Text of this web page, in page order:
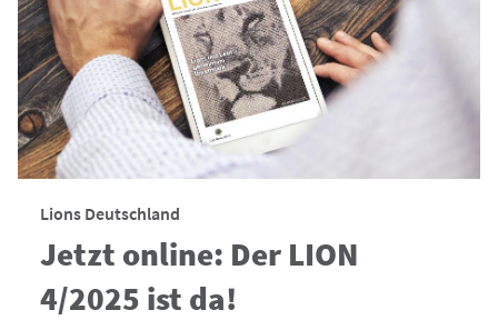
Lions Deutschland
Jetzt online: Der LION
4/2025 ist da!